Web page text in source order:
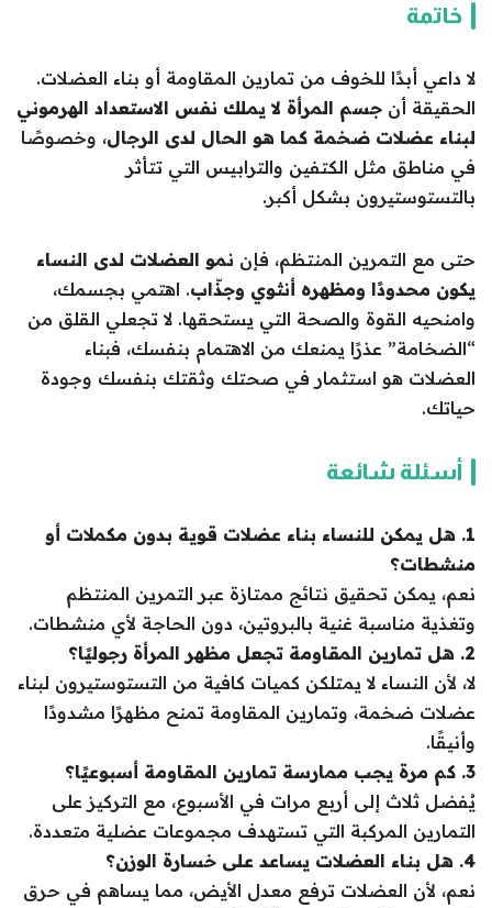
خاتمة
لا داعي أبدًا للخوف من تمارين المقاومة أو بناء العضلات.
الحقيقة أن جسم المرأة لا يملك نفس الاستعداد الهرموني
لبناء عضلات ضخمة كما هو الحال لدى الرجال، وخصوصًا
في مناطق مثل الكتفين والترابيس التي تتأثر
بالتستوستيرون بشكل أكبر.
حتى مع التمرين المنتظم، فإن نمو العضلات لدى النساء
يكون محدودًا ومظهره أنثوي وجذّاب. اهتمي بجسمك،
وامنحيه القوة والصحة التي يستحقها. لا تجعلي القلق من
“الضخامة” عذرًا يمنعك من الاهتمام بنفسك، فبناء
العضلات هو استثمار في صحتك وثقتك بنفسك وجودة
حياتك.
أسئلة شائعة
1. هل يمكن للنساء بناء عضلات قوية بدون مكملات أو
منشطات؟
نعم، يمكن تحقيق نتائج ممتازة عبر التمرين المنتظم
وتغذية مناسبة غنية بالبروتين، دون الحاجة لأي منشطات.
2. هل تمارين المقاومة تجعل مظهر المرأة رجوليًا؟
لا، لأن النساء لا يمتلكن كميات كافية من التستوستيرون لبناء
عضلات ضخمة، وتمارين المقاومة تمنح مظهرًا مشدودًا
وأنيقًا.
3. كم مرة يجب ممارسة تمارين المقاومة أسبوعيًا؟
يُفضل ثلاث إلى أربع مرات في الأسبوع، مع التركيز على
التمارين المركبة التي تستهدف مجموعات عضلية متعددة.
4. هل بناء العضلات يساعد على خسارة الوزن؟
نعم، لأن العضلات ترفع معدل الأيض، مما يساهم في حرق